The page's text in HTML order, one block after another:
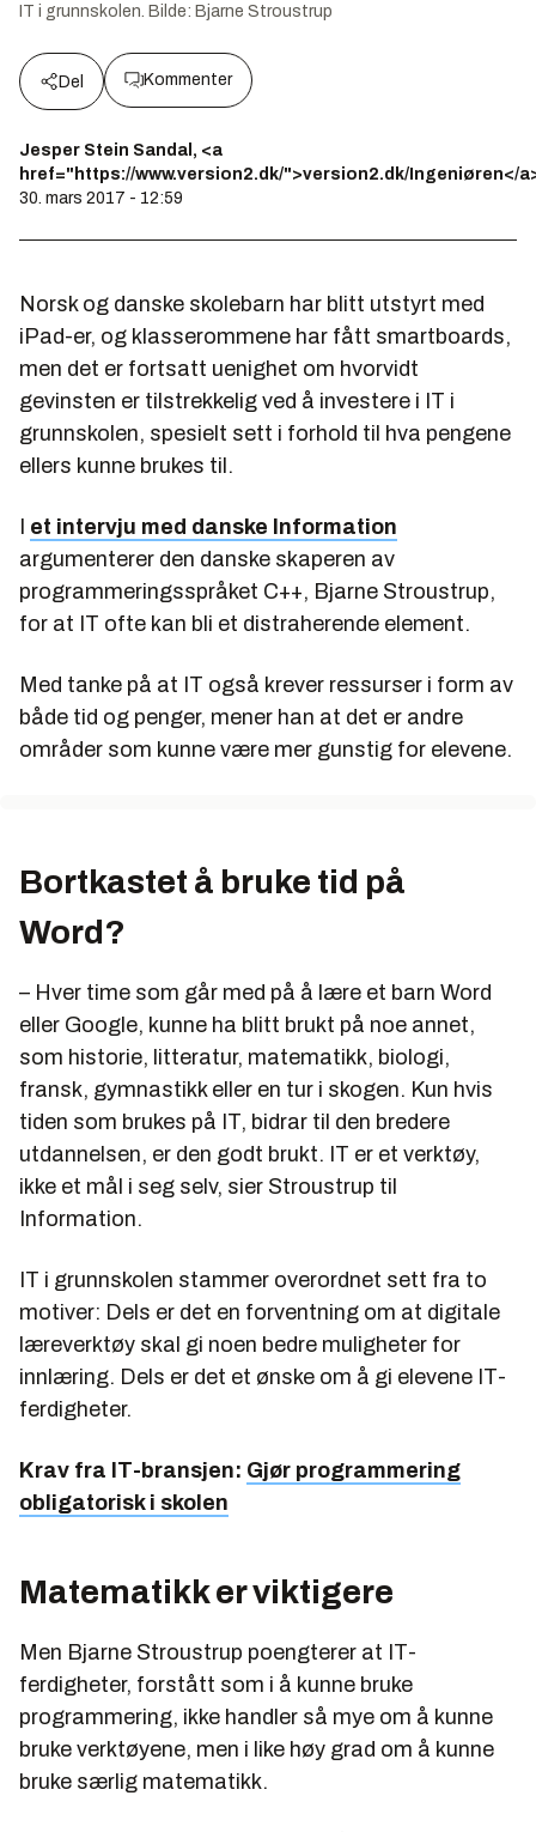
IT i grunnskolen. Bilde: Bjarne Stroustrup
Del Kommenter
Jesper Stein Sandal, <a
href="https://www.version2.dk/">version2.dk/Ingeniøren</
30. mars 2017 - 12:59
Norsk og danske skolebarn har blitt utstyrt med
iPad-er, og klasserommene har fått smartboards,
men det er fortsatt uenighet om hvorvidt
gevinsten er tilstrekkelig ved å investere i IT i
grunnskolen, spesielt sett i forhold til hva pengene
ellers kunne brukes til.
I et intervju med danske Information
argumenterer den danske skaperen av
programmeringsspråket C++, Bjarne Stroustrup,
for at IT ofte kan bli et distraherende element.
Med tanke på at IT også krever ressurser i form av
både tid og penger, mener han at det er andre
områder som kunne være mer gunstig for elevene.
Bortkastet å bruke tid på
Word?
– Hver time som går med på å lære et barn Word
eller Google, kunne ha blitt brukt på noe annet,
som historie, litteratur, matematikk, biologi,
fransk, gymnastikk eller en tur i skogen. Kun hvis
tiden som brukes på IT, bidrar til den bredere
utdannelsen, er den godt brukt. IT er et verktøy,
ikke et mål i seg selv, sier Stroustrup til
Information.
IT i grunnskolen stammer overordnet sett fra to
motiver: Dels er det en forventning om at digitale
læreverktøy skal gi noen bedre muligheter for
innlæring. Dels er det et ønske om å gi elevene IT-
ferdigheter.
Krav fra IT-bransjen: Gjør programmering
obligatorisk i skolen
Matematikk er viktigere
Men Bjarne Stroustrup poengterer at IT-
ferdigheter, forstått som i å kunne bruke
programmering, ikke handler så mye om å kunne
bruke verktøyene, men i like høy grad om å kunne
bruke særlig matematikk.